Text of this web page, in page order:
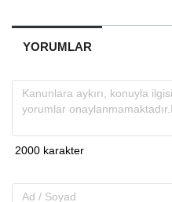
YORUMLAR